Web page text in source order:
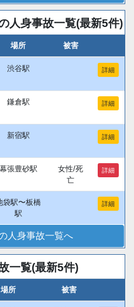
人身事故一覧(最新5件)
場所 被害
渋谷駅 詳細
鎌倉駅 詳細
新宿駅 詳細
幕張豊砂駅
女性/死
亡
詳細
袋駅〜板橋
駅
詳細
人身事故一覧へ
一覧(最新5件)
場所 被害